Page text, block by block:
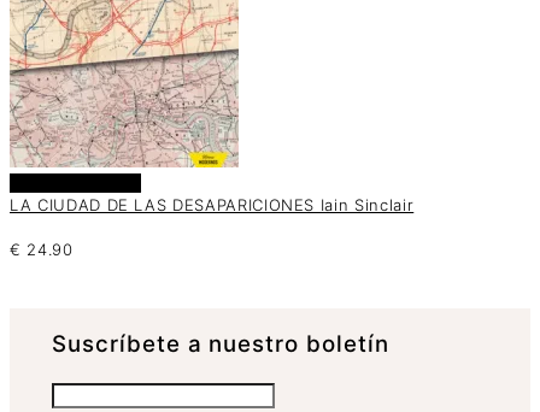
LA CIUDAD DE LAS DESAPARICIONES Iain Sinclair
€ 24.90
Suscrí­bete a nuestro boletín